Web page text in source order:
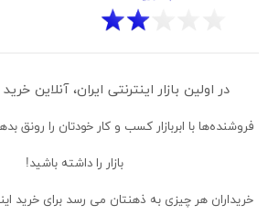
در اولین بازار اینترنتی ایران، آنلاین
فروشنده‌ها با ابربازار کسب و کار خودتان را رونق
بازار را داشته باشید!
خریداران هر چیزی به ذهنتان می رسد برای خرید